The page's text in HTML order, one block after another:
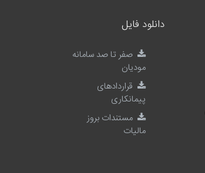
دانلود فایل
صفر تا صد سامانه
مودیان
قراردادهای
پیمانکاری
مستندات بروز
مالیات